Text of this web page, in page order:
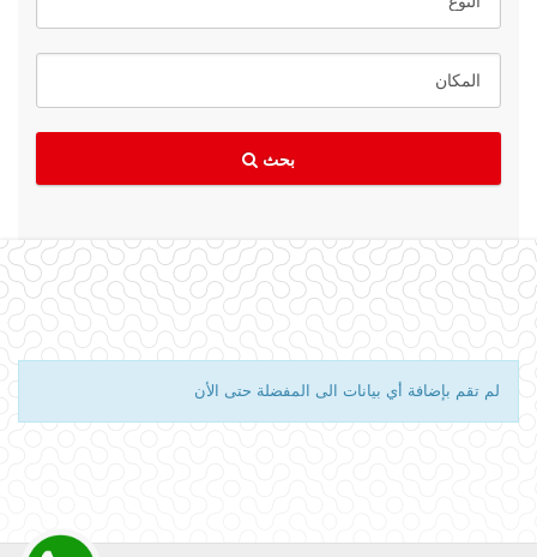
بحث
لم تقم بإضافة أي بيانات الى المفضلة حتى الأن